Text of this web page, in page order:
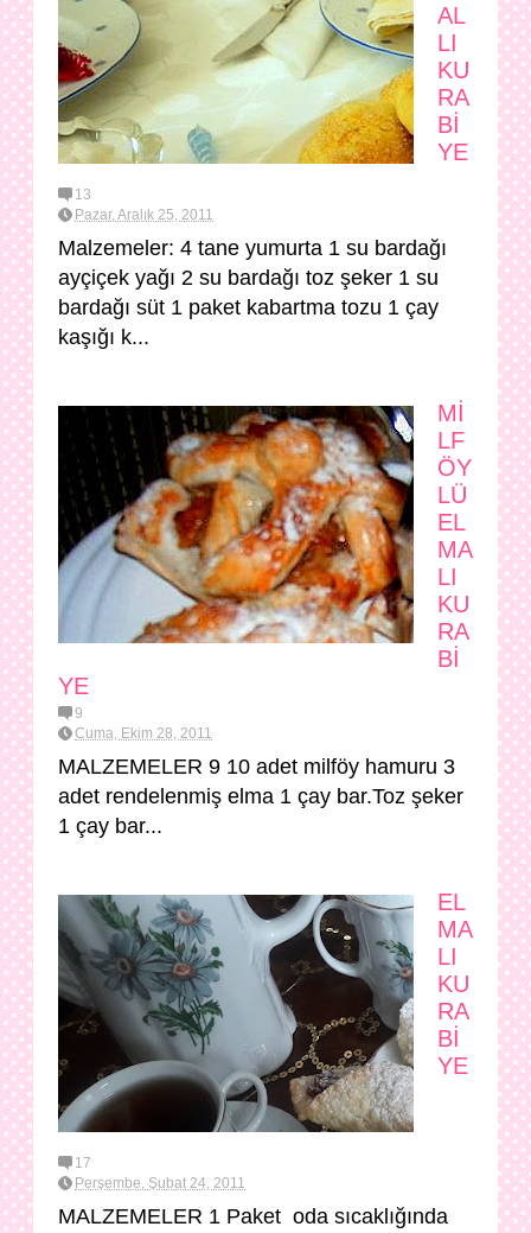
AL
LI
KU
RA
Bİ
YE
13
Pazar, Aralık 25, 2011
Malzemeler: 4 tane yumurta 1 su bardağı
ayçiçek yağı 2 su bardağı toz şeker 1 su
bardağı süt 1 paket kabartma tozu 1 çay
kaşığı k...
Mİ
LF
ÖY
LÜ
EL
MA
LI
KU
RA
Bİ
YE
9
Cuma, Ekim 28, 2011
MALZEMELER 9 10 adet milföy hamuru 3
adet rendelenmiş elma 1 çay bar.Toz şeker
1 çay bar...
EL
MA
LI
KU
RA
Bİ
YE
17
Perşembe, Şubat 24, 2011
MALZEMELER 1 Paket oda sıcaklığında